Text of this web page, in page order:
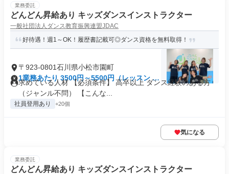
業務委託
どんどん昇給あり キッズダンスインストラクター
一般社団法人ダンス教育振興連盟JDAC
好待遇！週1～OK！履歴書記載可◎ダンス資格を無料取得！
〒923-0801石川県小松市園町
1業務あたり 3500円～5500円（レッスン 60
分）
求めている人材 【必須条件】 高卒以上 ダンス経験のある方
（ジャンル不問） 【こんな...
社員登用あり +20個
気になる
業務委託
どんどん昇給あり キッズダンスインストラクター